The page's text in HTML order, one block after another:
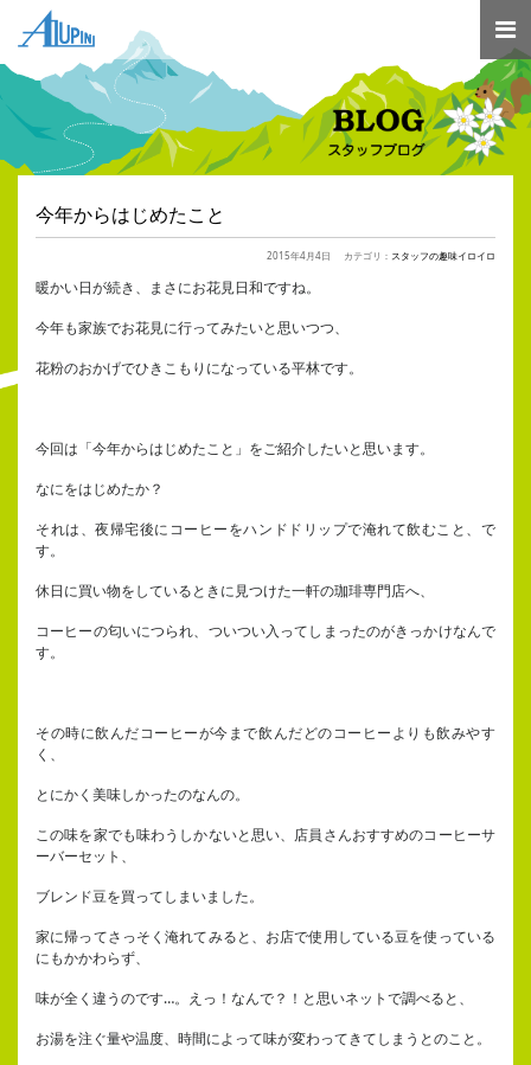
今年からはじめたこと
2015年4月4日 カテゴリ： スタッフの趣味イロイロ
暖かい日が続き、まさにお花見日和ですね。
今年も家族でお花見に行ってみたいと思いつつ、
花粉のおかげでひきこもりになっている平林です。
今回は「今年からはじめたこと」をご紹介したいと思います。
なにをはじめたか？
それは、夜帰宅後にコーヒーをハンドドリップで淹れて飲むこと、で
す。
休日に買い物をしているときに見つけた一軒の珈琲専門店へ、
コーヒーの匂いにつられ、ついつい入ってしまったのがきっかけなんで
す。
その時に飲んだコーヒーが今まで飲んだどのコーヒーよりも飲みやす
く、
とにかく美味しかったのなんの。
この味を家でも味わうしかないと思い、店員さんおすすめのコーヒーサ
ーバーセット、
ブレンド豆を買ってしまいました。
家に帰ってさっそく淹れてみると、お店で使用している豆を使っている
にもかかわらず、
味が全く違うのです…。えっ！なんで？！と思いネットで調べると、
お湯を注ぐ量や温度、時間によって味が変わってきてしまうとのこと。